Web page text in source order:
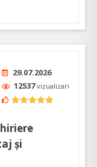
29.07.2026
12537vizualizari
și